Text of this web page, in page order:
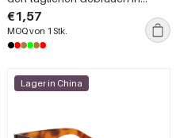
Unifarben
€1,57
MOQ von 1 Stk.
Lager in China